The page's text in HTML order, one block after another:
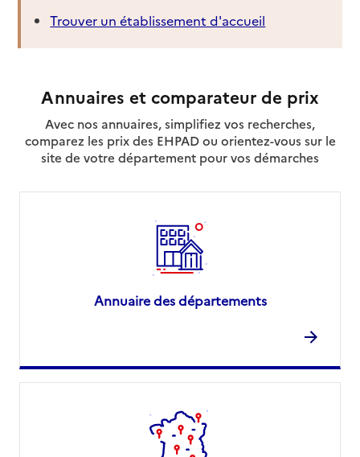
Trouver un établissement d'accueil
Annuaires et comparateur de prix
Avec nos annuaires, simplifiez vos recherches,
comparez les prix des EHPAD ou orientez-vous sur le
site de votre département pour vos démarches
Annuaire des départements